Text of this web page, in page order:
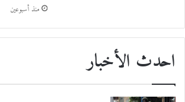
منذ أسبوعين
احدث الأخبار